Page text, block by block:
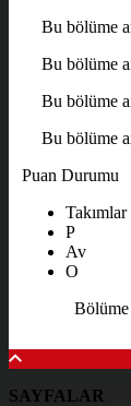
Bu bölüme
Bu bölüme
Bu bölüme
Bu bölüme
Puan Durumu
Takımlar
P
Av
O
Bölüme
SAYFALAR